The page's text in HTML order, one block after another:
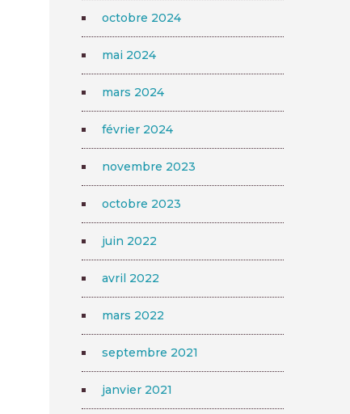
octobre 2024
mai 2024
mars 2024
février 2024
novembre 2023
octobre 2023
juin 2022
avril 2022
mars 2022
septembre 2021
janvier 2021